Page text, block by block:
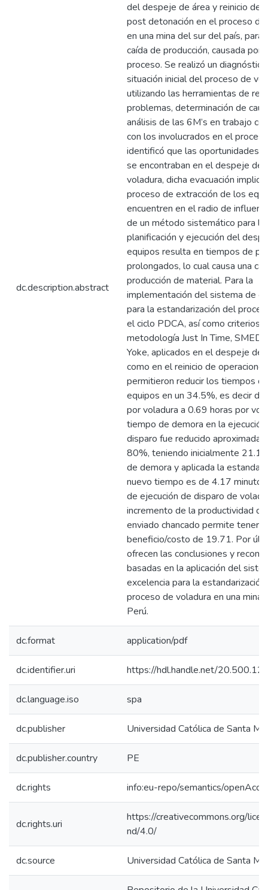
dc.description.abstract
del despeje de área y reinicio de
post detonación en el proceso de
en una mina del sur del país, para
caída de producción, causada por
proceso. Se realizó un
situación inicial del proceso de
utilizando las herramientas de
problemas, determinación de
análisis de las 6M’s en trabajo
con los involucrados en el
identificó que las oportunidades
se encontraban en el despeje de
voladura, dicha evacuación
proceso de extracción de los
encuentren en el radio de
de un método sistemático para la
planificación y ejecución del
equipos resulta en tiempos de
prolongados, lo cual causa una
producción de material. Para la
implementación del sistema de
para la estandarización del
el ciclo PDCA, así como criterios
metodología Just In Time, SMED
Yoke, aplicados en el despeje de
como en el reinicio de
permitieron reducir los tiempos
equipos en un 34.5%, es decir
por voladura a 0.69 horas por
tiempo de demora en la
disparo fue reducido
80%, teniendo inicialmente
de demora y aplicada la
nuevo tiempo es de 4.17
de ejecución de disparo de
incremento de la productividad
enviado chancado permite tener
beneficio/costo de 19.71. Por
ofrecen las conclusiones y
basadas en la aplicación del
excelencia para la
proceso de voladura en una mina
Perú.
dc.format application/pdf
dc.identifier.uri https://hdl.handle.net/
dc.language.iso spa
dc.publisher Universidad Católica de Santa
dc.publisher.country PE
dc.rights info:eu-repo/semantics/
dc.rights.uri
https://creativecommons.org/
nd/4.0/
dc.source Universidad Católica de Santa